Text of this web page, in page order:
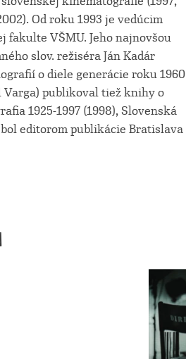
Od roku 1993 je vedúcim
VŠMU. Jeho najnovšou
slov. režiséra Ján Kadár
o diele generácie roku 1960
Varga) publikoval tiež knihy o
1925-1997 (1998), Slovenská
editorom publikácie Bratislava